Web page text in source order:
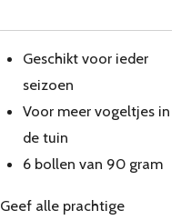
Geschikt voor ieder
seizoen
Voor meer vogeltjes in
de tuin
6 bollen van 90 gram
Geef alle prachtige